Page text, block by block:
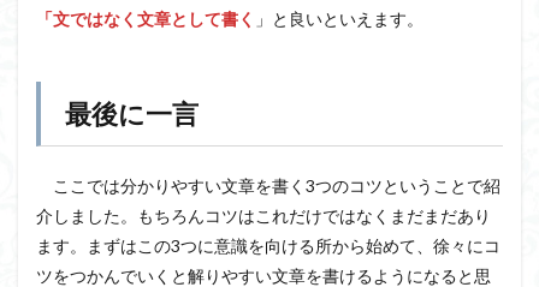
「文ではなく文章として書く 」と良いといえます。
最後に一言
ここでは分かりやすい文章を書く3つのコツということで紹
介しました。もちろんコツはこれだけではなくまだまだあり
ます。まずはこの3つに意識を向ける所から始めて、徐々にコ
ツをつかんでいくと解りやすい文章を書けるようになると思